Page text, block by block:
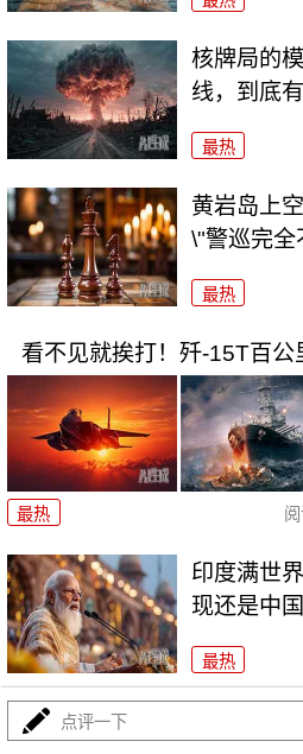
核牌局的
线，到底有
最热
黄岩岛上
\"警巡完全
最热
看不见就挨打！歼-15T百
最热
印度满世
现还是中国
最热
特朗普突然关闭领事馆，高
点评一下